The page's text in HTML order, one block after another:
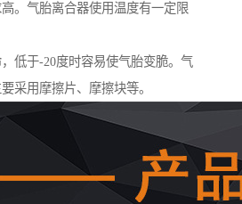
。气胎离合器使用温度有一定限
低于-20度时容易使气胎变脆。气
采用摩擦片、摩擦块等。